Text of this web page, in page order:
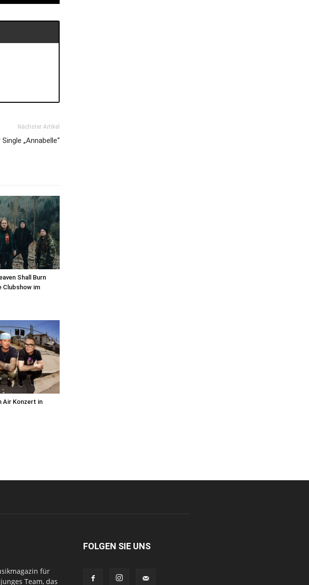
Nächster Artikel
„Annabelle“
Shall Burn
Clubshow im
Air Konzert in
für
Team, das
FOLGEN SIE UNS